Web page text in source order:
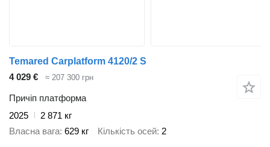
Temared Carplatform 4120/2 S
4 029 €
≈ 207 300 грн
Причіп платформа
2025
2 871 кг
Власна вага 629 кг Кількість осей 2